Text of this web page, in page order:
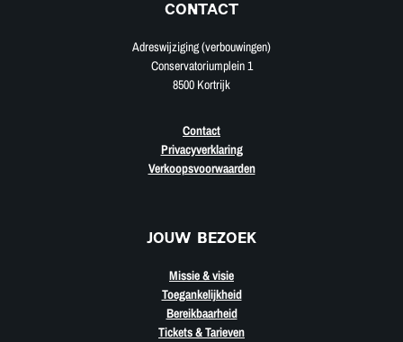
CONTACT
Adreswijziging (verbouwingen)
Conservatoriumplein 1
8500 Kortrijk
Contact
Privacyverklaring
Verkoopsvoorwaarden
JOUW BEZOEK
Missie & visie
Toegankelijkheid
Bereikbaarheid
Tickets & Tarieven